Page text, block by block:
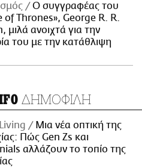
Ο συγγραφέας του
of Thrones», George R. R.
μιλά ανοιχτά για την
του με την κατάθλιψη
ΔΗΜΟΦΙΛΗ
Μια νέα οπτική της
Πώς Gen Zs και
αλλάζουν το τοπίο της